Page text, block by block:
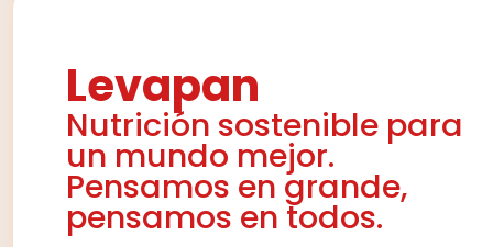
Levapan
Nutrición sostenible para
un mundo mejor.
Pensamos en grande,
pensamos en todos.